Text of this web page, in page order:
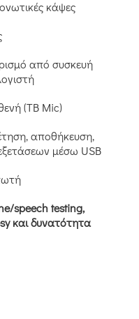
κάψες
από συσκευή
(ΤΒ Mic)
αποθήκευση,
μέσω USB
speech testing,
και δυνατότητα